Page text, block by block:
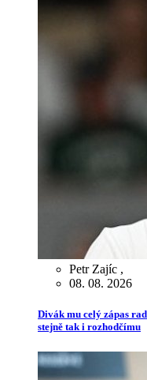
Petr Zajíc ,
08. 08. 2026
Divák mu celý zápas
stejně tak i rozhodčímu